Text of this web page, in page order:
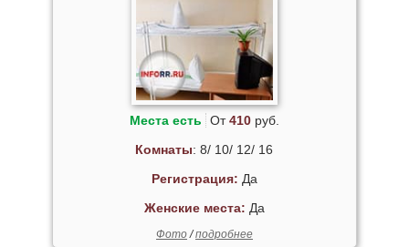
Места есть От410руб.
Комнаты: 8/ 10/ 12/ 16
Регистрация: Да
Женские места: Да
Фото/подробнее